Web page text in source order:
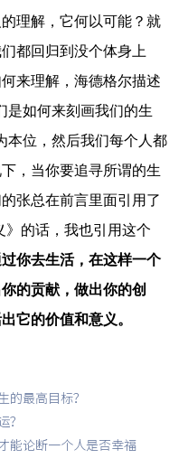
理解，它何以可能？就
都回归到没个体身上
来理解，海德格尔描述
是如何来刻画我们的生
本位，然后我们每个人都
，当你要追寻所谓的生
张总在前言里面引用了
》的话，我也引用这个
你去生活，在这样一个
的贡献，做出你的创
它的价值和意义。
的最高目标？
？
能论断一个人是否幸福